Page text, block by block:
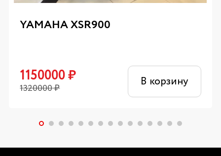
YAMAHA XSR900
1150000₽
1320000₽ В корзину